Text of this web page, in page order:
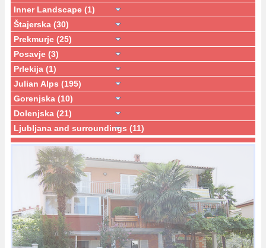
Inner Landscape (1)
Štajerska (30)
Prekmurje (25)
Posavje (3)
Prlekija (1)
Julian Alps (195)
Gorenjska (10)
Dolenjska (21)
Ljubljana and surroundings (11)